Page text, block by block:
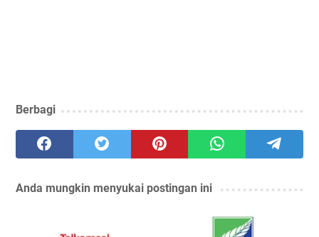
Berbagi
Anda mungkin menyukai postingan ini